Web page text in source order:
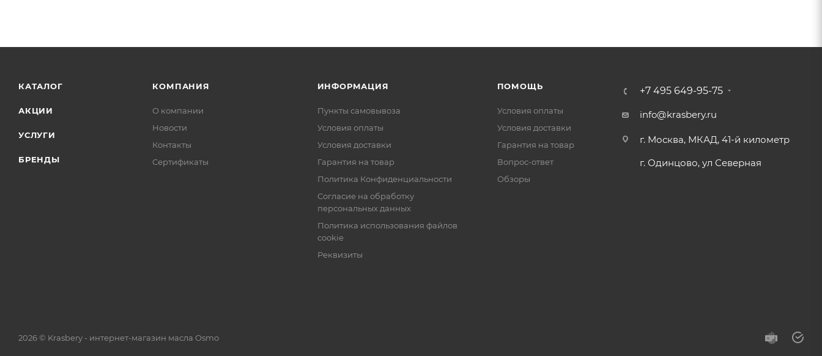
КАТАЛОГ
АКЦИИ
УСЛУГИ
БРЕНДЫ
КОМПАНИЯ
О компании
Новости
Контакты
Сертификаты
ИНФОРМАЦИЯ
Пункты самовывоза
Условия оплаты
Условия доставки
Гарантия на товар
Политика Конфиденциальности
Согласие на обработку
персональных данных
Политика использования файлов
cookie
Реквизиты
ПОМОЩЬ
Условия оплаты
Условия доставки
Гарантия на товар
Вопрос-ответ
Обзоры
+7 495 649-95-75
info@krasbery.ru
г. Москва, МКАД, 41-й километр
г. Одинцово, ул Северная
2026 © Krasbery - интернет-магазин масла Osmo